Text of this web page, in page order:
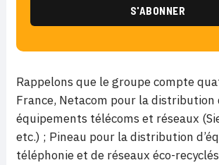
Rappelons que le groupe compte
France, Netacom pour la distribution
équipements télécoms et réseaux
etc.) ; Pineau pour la distribution
téléphonie et de réseaux éco-